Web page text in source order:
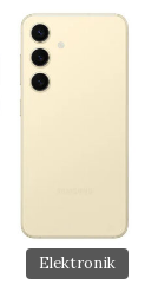
Elektronik